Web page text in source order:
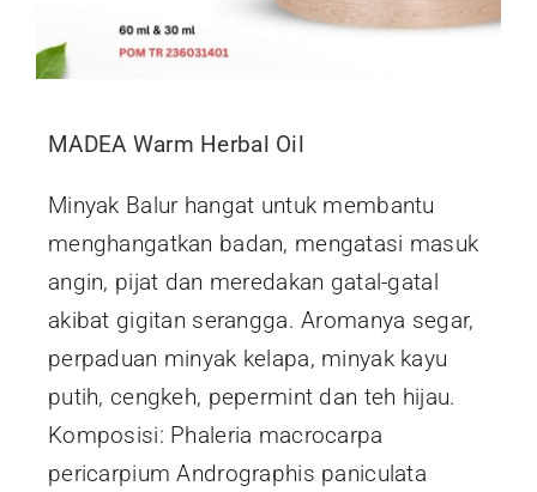
MADEA Warm Herbal Oil
Minyak Balur hangat untuk membantu
menghangatkan badan, mengatasi masuk
angin, pijat dan meredakan gatal-gatal
akibat gigitan serangga. Aromanya segar,
perpaduan minyak kelapa, minyak kayu
putih, cengkeh, pepermint dan teh hijau.
Komposisi: Phaleria macrocarpa
pericarpium Andrographis paniculata